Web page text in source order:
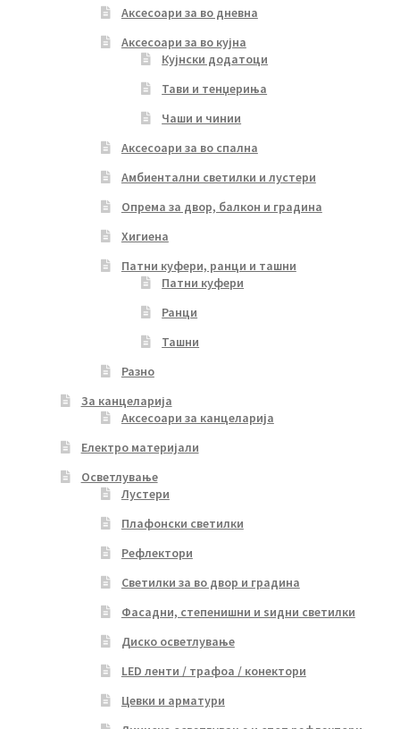
Аксесоари за во дневна
Аксесоари за во кујна
Кујнски додатоци
Тави и тенџериња
Чаши и чинии
Аксесоари за во спална
Амбиентални светилки и лустери
Опрема за двор, балкон и градина
Хигиена
Патни куфери, ранци и ташни
Патни куфери
Ранци
Ташни
Разно
За канцеларија
Аксесоари за канцеларија
Електро материјали
Осветлување
Лустери
Плафонски светилки
Рефлектори
Светилки за во двор и градина
Фасадни, степенишни и ѕидни светилки
Диско осветлување
LED ленти / трафоа / конектори
Цевки и арматури